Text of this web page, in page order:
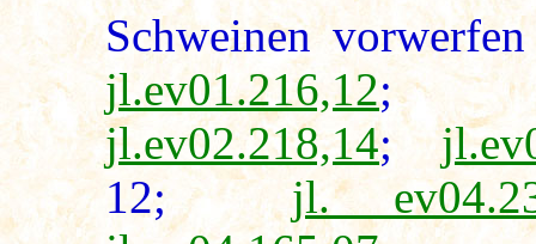
Schweinen
jl.ev01.216,12
jl.ev02.218,14;
12; jl.